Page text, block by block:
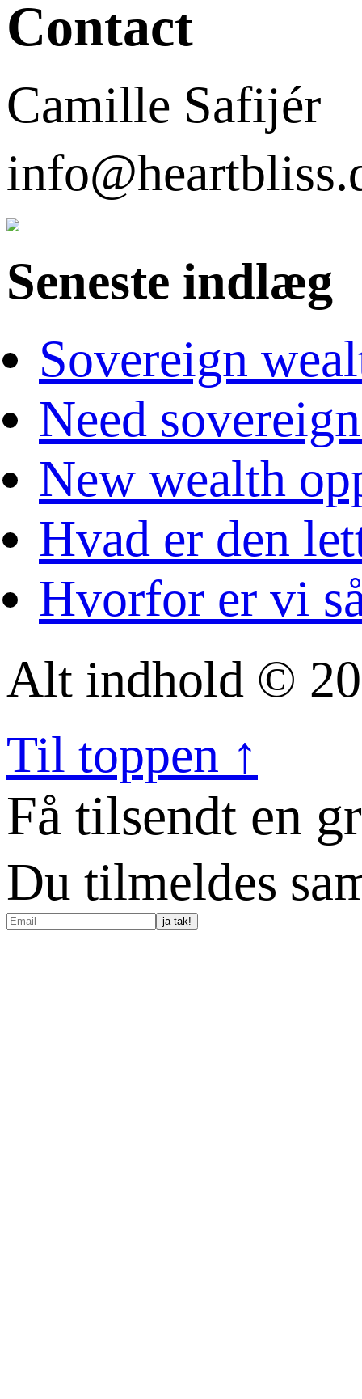
Contact
Camille Safijér
Seneste indlæg
Sovereign
Need
New wealth
Hvad er den
Hvorfor er vi
Alt indhold ©
Til toppen ↑
Få tilsendt en
Du tilmeldes